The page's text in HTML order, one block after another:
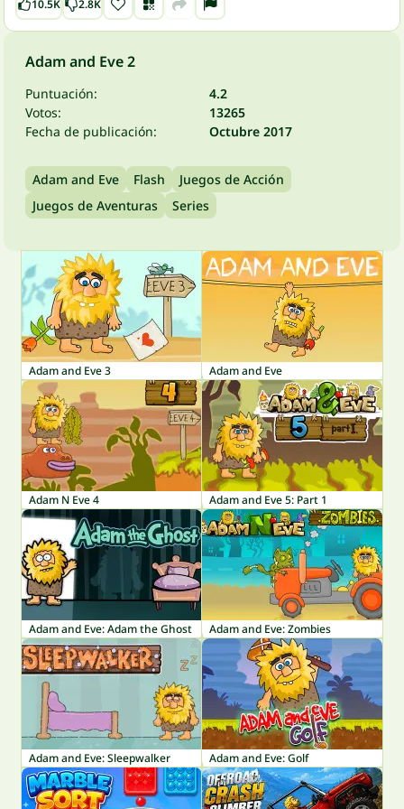
10.5K 2.8K
Adam and Eve 2
Puntuación:
4.2
Votos:
13265
Fecha de publicación:
Octubre 2017
Adam and Eve Flash
Juegos de Acción
Juegos de Aventuras
Series
Adam and Eve 3 Adam and Eve
Adam N Eve 4 Adam and Eve 5: Part 1
Adam and Eve: Adam the Ghost Adam and Eve: Zombies
Adam and Eve: Sleepwalker Adam and Eve: Golf